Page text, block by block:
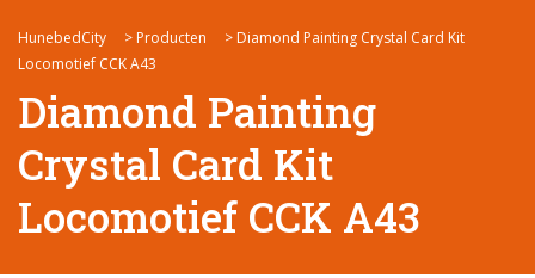
HunebedCity > Producten > Diamond Painting Crystal Card Kit
Locomotief CCK A43
Diamond Painting
Crystal Card Kit
Locomotief CCK A43